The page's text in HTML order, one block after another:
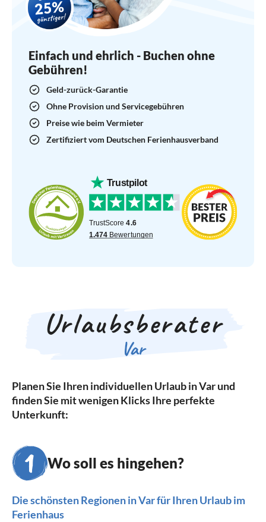
Einfach und ehrlich - Buchen ohne
Gebühren!
Geld-zurück-Garantie
Ohne Provision und Servicegebühren
Preise wie beim Vermieter
Zertifiziert vom Deutschen Ferienhausverband
Urlaubsberater
Var
Planen Sie Ihren individuellen Urlaub in Var und
finden Sie mit wenigen Klicks Ihre perfekte
Unterkunft:
Wo soll es hingehen?
Die schönsten Regionen in Var für Ihren Urlaub im
Ferienhaus